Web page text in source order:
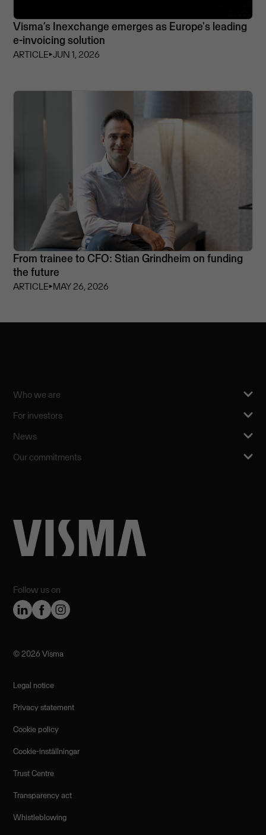
Visma’s Inexchange emerges as Europe's leading
e-invoicing solution
ARTICLE⏵JUN 1, 2026
From trainee to CFO: Stian Grindheim on funding
the future
ARTICLE⏵MAY 26, 2026
Follow us on
Who we are
For investors
News
Our commitments
©️ 2026 Visma
Legal notice
Privacy statement
Cookie policy
Cookie-inställningar
Trust Centre
Transparency act
Whistleblowing